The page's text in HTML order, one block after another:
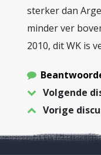
sterker dan
minder ver
2010, dit WK is
Volgende
Vorige